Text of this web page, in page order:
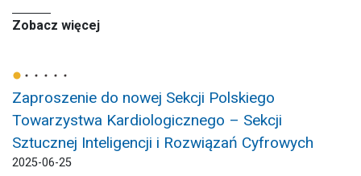
Zobacz więcej
Zaproszenie do nowej Sekcji Polskiego
Towarzystwa Kardiologicznego – Sekcji
Sztucznej Inteligencji i Rozwiązań Cyfrowych
2025-06-25